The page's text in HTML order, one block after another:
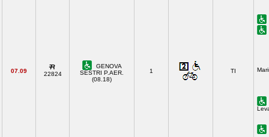
07.09 22824
GENOVA
SESTRI P.AER.
(08.18)
1 TI